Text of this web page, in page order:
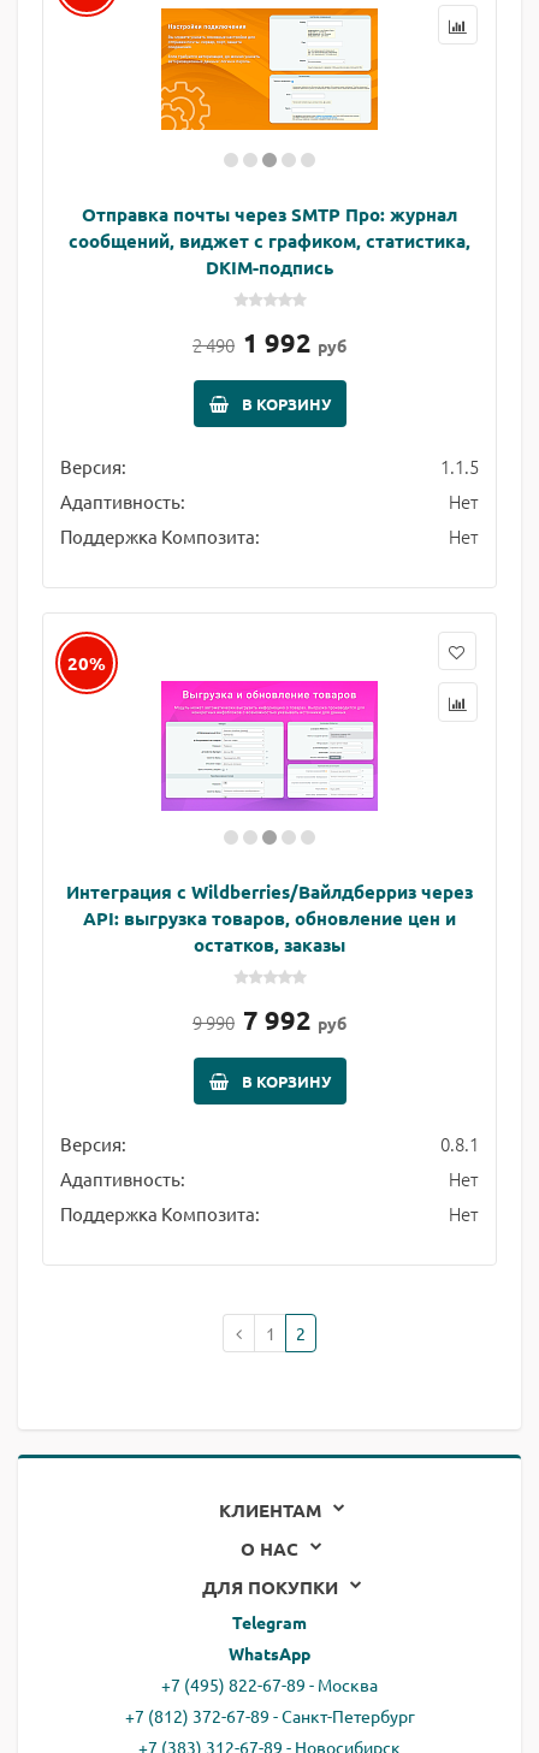
Отправка почты через SMTP Про: журнал
сообщений, виджет с графиком, статистика,
DKIM-подпись
2 490 1 992 руб
В КОРЗИНУ
Версия: 1.1.5
Адаптивность: Нет
Поддержка Композита: Нет
20%
Интеграция с Wildberries/Вайлдберриз через
API: выгрузка товаров, обновление цен и
остатков, заказы
9 990 7 992 руб
В КОРЗИНУ
Версия: 0.8.1
Адаптивность: Нет
Поддержка Композита: Нет
1 2
КЛИЕНТАМ
О НАС
ДЛЯ ПОКУПКИ
Telegram
WhatsApp
+7 (495) 822-67-89 - Москва
+7 (812) 372-67-89 - Санкт-Петербург
+7 (383) 312-67-89 - Новосибирск